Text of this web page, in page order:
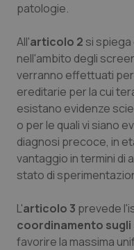
Veneto
Oncoematologia
Oncologia &
Psoriasi & pelle
Quotidiano
Quotidiano
Quotidiano
patologie.
All'articolo 2 si
nell'ambito degli
verranno effettuati
ereditarie per la cui
esistano evidenze
o per le quali vi siano
diagnosi precoce, in
vantaggio in termini di
stato di
L'articolo 3 prevede
coordinamento
favorire la massima